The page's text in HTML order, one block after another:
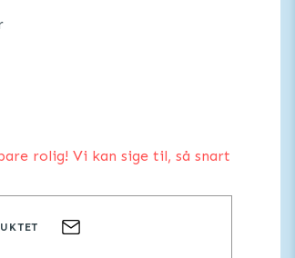
rolig! Vi kan sige til, så snart